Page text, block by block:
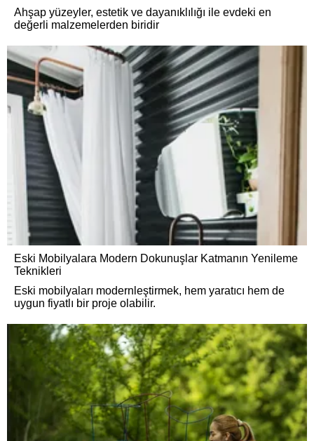
Ahşap yüzeyler, estetik ve dayanıklılığı ile evdeki en
değerli malzemelerden biridir
Eski Mobilyalara Modern Dokunuşlar Katmanın Yenileme
Teknikleri
Eski mobilyaları modernleştirmek, hem yaratıcı hem de
uygun fiyatlı bir proje olabilir.